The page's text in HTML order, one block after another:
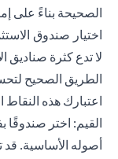
الصحيحة بناءً على
اختيار صندوق
لا تدع كثرة صناديق
الطريق الصحيح
اعتبارك هذه
القيم: اختر
أصوله الأساسية. قد